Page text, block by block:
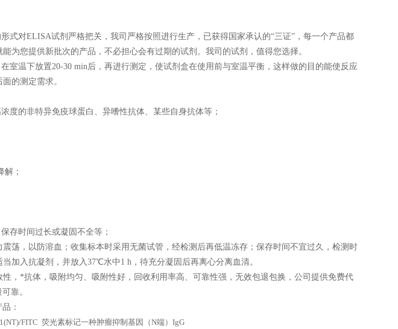
式对ELISA试剂严格把关，我司严格按照进行生产，已获得国家承认的“三证”，每一个产品都
为您提供新批次的产品，不必担心会有过期的试剂。我司的试剂，值得您选择。
室温下放置20-30 min后，再进行测定，使试剂盒在使用前与室温平衡，这样做的目的能使反应
的测定需求。
度的非特异免疫球蛋白、异嗜性抗体、某些自身抗体等；
；
存时间过长或凝固不全等；
荡，以防溶血；收集标本时采用无菌试管，经检测后再低温冻存；保存时间不宜过久，检测时
加入抗凝剂，并放入37℃水中1 h，待充分凝固后再离心分离血清。
，*抗体，吸附均匀、吸附性好，回收利用率高、可靠性强，无效包退包换，公司提供免费代
靠。
：
FITC 荧光素标记一种肿瘤抑制基因（N端）IgG